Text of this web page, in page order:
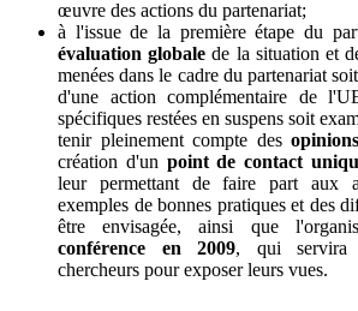
œuvre des actions du partenariat;
à l'issue de la première étape du
évaluation globale de la situation et
menées dans le cadre du partenariat
d'une action complémentaire de
spécifiques restées en suspens soit
tenir pleinement compte des
création d'un point de contact
leur permettant de faire part aux
exemples de bonnes pratiques et des
être envisagée, ainsi que
conférence en 2009, qui servira
chercheurs pour exposer leurs vues.